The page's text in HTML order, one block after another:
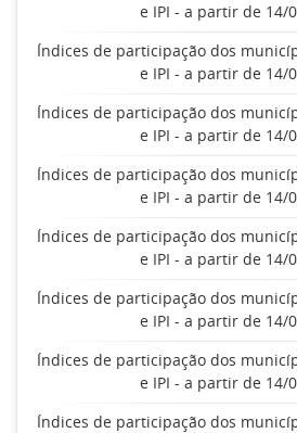
e IPI - a partir de 14/
Índices de participação dos
e IPI - a partir de 14/
Índices de participação dos
e IPI - a partir de 14/
Índices de participação dos
e IPI - a partir de 14/
Índices de participação dos
e IPI - a partir de 14/
Índices de participação dos
e IPI - a partir de 14/
Índices de participação dos
e IPI - a partir de 14/
Índices de participação dos